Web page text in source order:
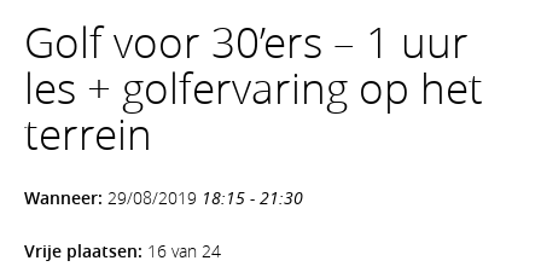
Golf voor 30’ers – 1 uur
les + golfervaring op het
terrein
Wanneer: 29/08/2019 18:15 - 21:30
Vrije plaatsen: 16 van 24